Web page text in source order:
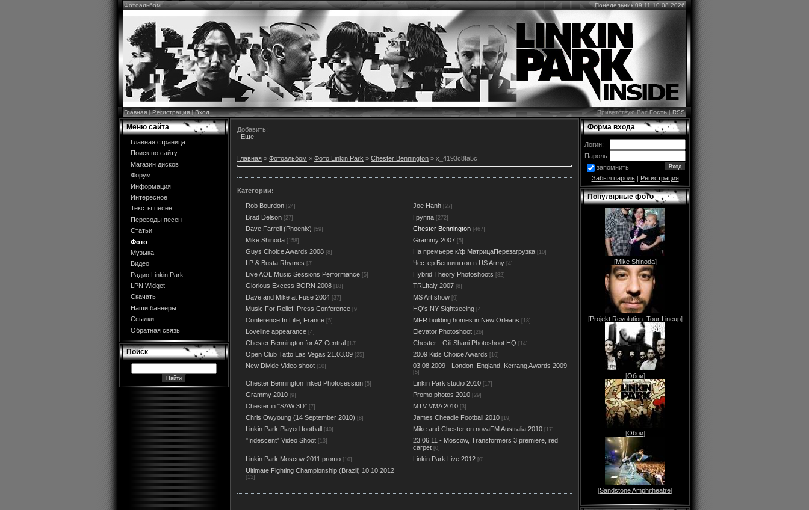
Фотоальбом Понедельник 09:11 10.08.2026
Главная|Регистрация|Вход Приветствую ВасГость|RSS
Меню сайта
Главная страница
Поиск по сайту
Магазин дисков
Форум
Информация
Интересное
Тексты песен
Переводы песен
Статьи
Фото
Музыка
Видео
Радио Linkin Park
LPN Widget
Скачать
Наши баннеры
Ссылки
Обратная связь
Поиск
Добавить:
| Еще
Главная » Фотоальбом » Фото Linkin Park » Chester Bennington » x_4193c8fa5c
Категории:
Rob Bourdon [24] Joe Hanh [27]
Brad Delson [27] Группа [272]
Dave Farrell (Phoenix) [59] Chester Bennington [467]
Mike Shinoda [158] Grammy 2007 [5]
Guys Choice Awards 2008 [8] На премьере к/ф МатрицаПерезагрузка [10]
LP & Busta Rhymes [3] Честер Беннингтон в US Army [4]
Live AOL Music Sessions Performance [5] Hybrid Theory Photoshoots [82]
Glorious Excess BORN 2008 [18] TRLItaly 2007 [8]
Dave and Mike at Fuse 2004 [37] MS Art show [9]
Music For Relief: Press Conference [9] HQ's NY Sightseeing [4]
Conference In Lille, France [5] MFR building homes in New Orleans [18]
Loveline appearance [4] Elevator Photoshoot [26]
Chester Bennington for AZ Central [13] Chester - Gili Shani Photoshoot HQ [14]
Open Club Tatto Las Vegas 21.03.09 [25] 2009 Kids Choice Awards [16]
New Divide Video shoot [10] 03.08.2009 - London, England, Kerrang Awards 2009
[5]
Chester Bennington Inked Photosession [5] Linkin Park studio 2010 [17]
Grammy 2010 [9] Promo photos 2010 [29]
Chester in "SAW 3D" [7] MTV VMA 2010 [3]
Chris Owyoung (14 September 2010) [8] James Cheadle Football 2010 [19]
Linkin Park Played football [40] Mike and Chester on novaFM Australia 2010 [17]
"Iridescent" Video Shoot [13]
23.06.11 - Moscow, Transformers 3 premiere, red
carpet [0]
Linkin Park Moscow 2011 promo [10] Linkin Park Live 2012 [0]
Ultimate Fighting Championship (Brazil) 10.10.2012
[15]
Форма входа
Логин:
Пароль:
запомнить
Забыл пароль| Регистрация
Популярные фото
[Mike Shinoda]
[Projekt Revolution: Tour Lineup]
[Обои]
[Обои]
[Sandstone Amphitheatre]